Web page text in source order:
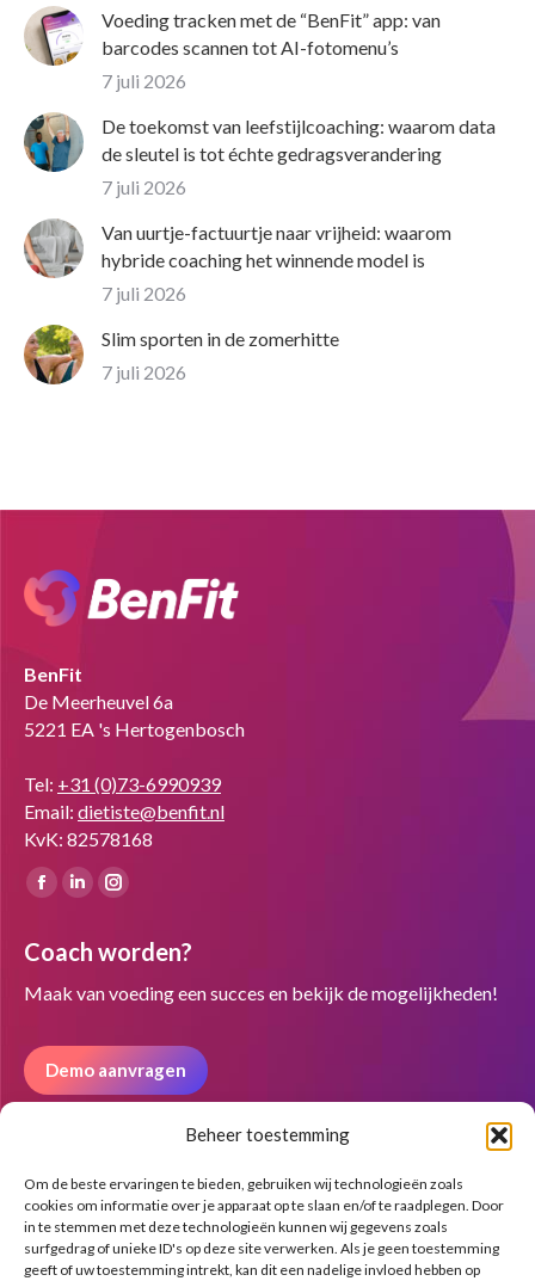
Beheer toestemming
Om de beste ervaringen te bieden, gebruiken wij technologieën zoals
cookies om informatie over je apparaat op te slaan en/of te raadplegen. Door
in te stemmen met deze technologieën kunnen wij gegevens zoals
surfgedrag of unieke ID's op deze site verwerken. Als je geen toestemming
geeft of uw toestemming intrekt, kan dit een nadelige invloed hebben op
Voeding tracken met de “BenFit” app: van
barcodes scannen tot AI-fotomenu’s
7 juli 2026
De toekomst van leefstijlcoaching: waarom data
de sleutel is tot échte gedragsverandering
7 juli 2026
Van uurtje-factuurtje naar vrijheid: waarom
hybride coaching het winnende model is
7 juli 2026
Slim sporten in de zomerhitte
7 juli 2026
BenFit
De Meerheuvel 6a
5221 EA 's Hertogenbosch
Tel: +31 (0)73-6990939
Email: dietiste@benfit.nl
KvK: 82578168
Vind ons op:
Facebook
opens
in
window
Linkedin
opens
in
window
Instagram
opens
in
window
Coach worden?
Maak van voeding een succes en bekijk de mogelijkheden!
Demo aanvragen